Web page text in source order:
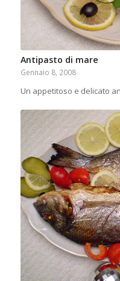
Antipasto di mare
Gennaio 8, 2008
Un appetitoso e delicato